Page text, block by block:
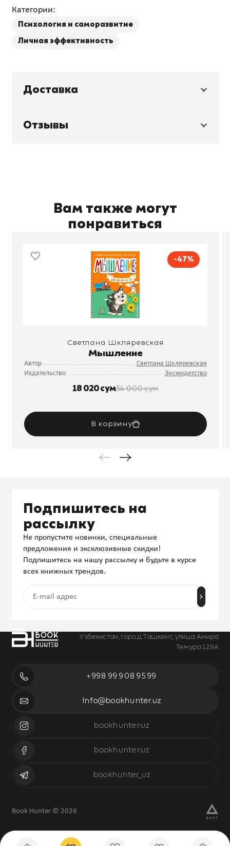
Категории:
Психология и саморазвитие
Личная эффективность
Доставка
Отзывы
Вам также могут
понравиться
-47%
Светлана Шкляревская
Мышление
Автор
Светлана Шкляревская
Издательство
Эксмодетство
18 020 сум34 000 сум
В корзину
Узбекистан, город Ташкент, улица Амира
Темура 129А
+998 99 908 95 99
info@bookhunter.uz
bookhunter.uz
bookhunter.uz
bookhunter_uz
Подпишитесь на
рассылку
Не пропустите новинки, специальные
предложения и эксклюзивные скидки!
Подпишитесь на нашу рассылку и будьте в курсе
всех книжных трендов.
Book Hunter © 2026